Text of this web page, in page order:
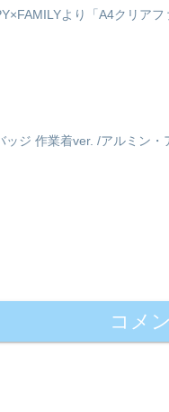
より「A4クリア
ッジ 作業着ver. /アルミン
コメ